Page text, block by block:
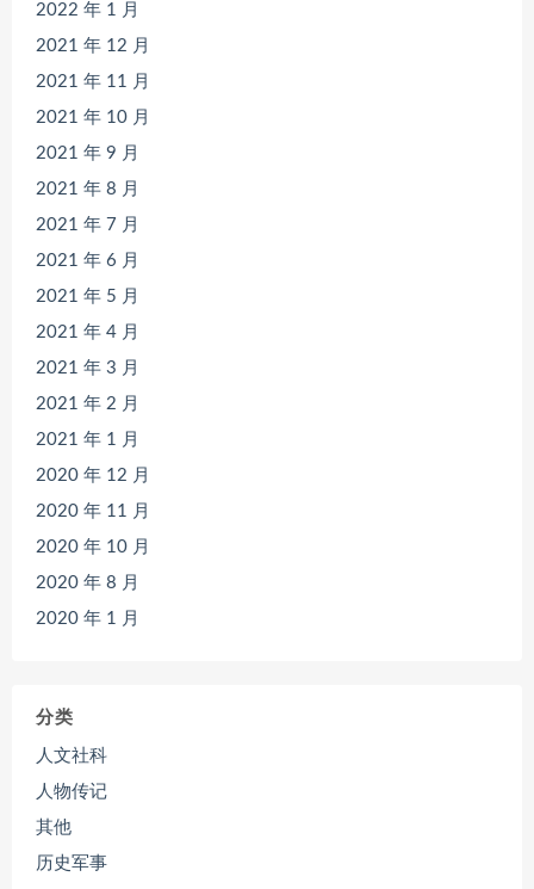
2022 年 1 月
2021 年 12 月
2021 年 11 月
2021 年 10 月
2021 年 9 月
2021 年 8 月
2021 年 7 月
2021 年 6 月
2021 年 5 月
2021 年 4 月
2021 年 3 月
2021 年 2 月
2021 年 1 月
2020 年 12 月
2020 年 11 月
2020 年 10 月
2020 年 8 月
2020 年 1 月
分类
人文社科
人物传记
其他
历史军事